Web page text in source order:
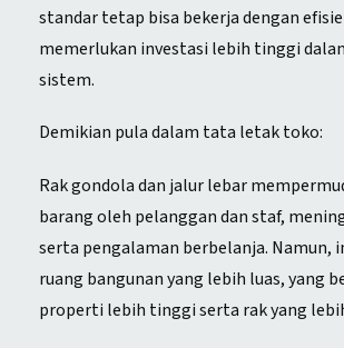
standar tetap bisa bekerja dengan
memerlukan investasi lebih tinggi
sistem.
Demikian pula dalam tata letak toko:
Rak gondola dan jalur lebar
barang oleh pelanggan dan staf,
serta pengalaman berbelanja. Namun,
ruang bangunan yang lebih luas, yang
properti lebih tinggi serta rak yang